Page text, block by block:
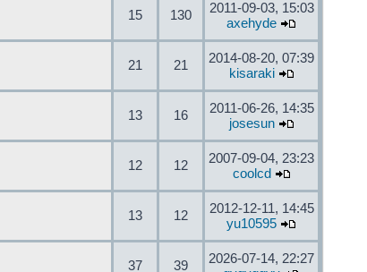
15 130
2011-09-03, 15:03
axehyde
21 21
2014-08-20, 07:39
kisaraki
13 16
2011-06-26, 14:35
josesun
12 12
2007-09-04, 23:23
coolcd
13 12
2012-12-11, 14:45
yu10595
37 39
2026-07-14, 22:27